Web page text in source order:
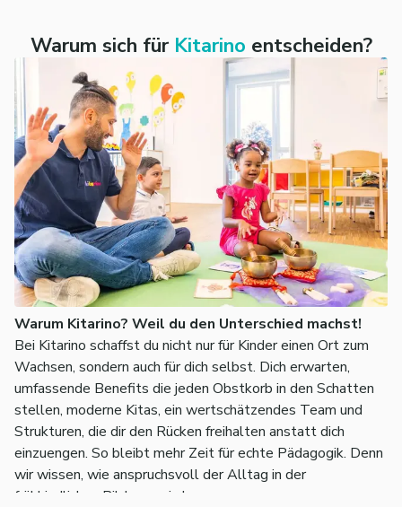
Warum sich für Kitarino entscheiden?
Warum Kitarino? Weil du den Unterschied machst!
Bei Kitarino schaffst du nicht nur für Kinder einen Ort zum
Wachsen, sondern auch für dich selbst. Dich erwarten,
umfassende Benefits die jeden Obstkorb in den Schatten
stellen, moderne Kitas, ein wertschätzendes Team und
Strukturen, die dir den Rücken freihalten anstatt dich
einzuengen. So bleibt mehr Zeit für echte Pädagogik. Denn
wir wissen, wie anspruchsvoll der Alltag in der
frühkindlichen Bildung sein kann.